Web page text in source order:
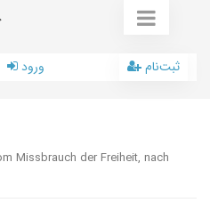
ورود ثبت‌نام
Missbrauch der Freiheit, nach